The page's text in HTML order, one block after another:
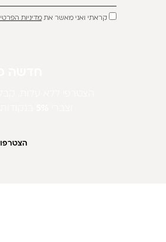
קראתי ואני מאשר אתמדיניות